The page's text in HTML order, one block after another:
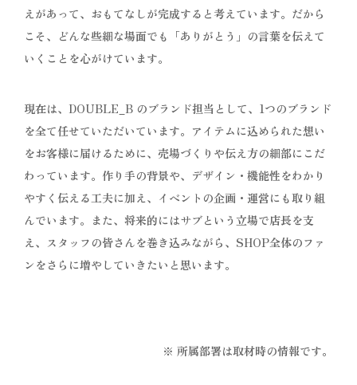
えがあって、おもてなしが完成すると考えています。だから
こそ、どんな些細な場面でも「ありがとう」の言葉を伝えて
いくことを心がけています。
現在は、DOUBLE_B のブランド担当として、1つのブランド
を全て任せていただいています。アイテムに込められた想い
をお客様に届けるために、売場づくりや伝え方の細部にこだ
わっています。作り手の背景や、デザイン・機能性をわかり
やすく伝える工夫に加え、イベントの企画・運営にも取り組
んでいます。また、将来的にはサブという立場で店長を支
え、スタッフの皆さんを巻き込みながら、SHOP全体のファ
ンをさらに増やしていきたいと思います。
※ 所属部署は取材時の情報です。